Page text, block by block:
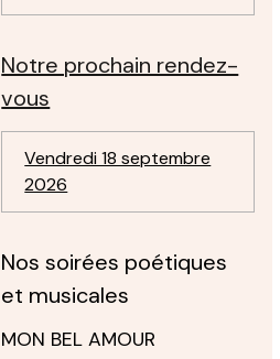
Notre prochain rendez-
vous
Vendredi 18 septembre
2026
Nos soirées poétiques
et musicales
MON BEL AMOUR